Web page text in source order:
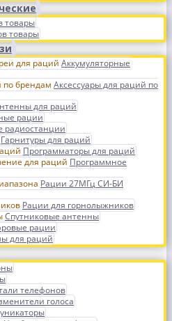
товары
товары
Аккумуляторные
Аксессуары для раций по
для раций
рации
радиостанции
Гарнитуры для раций
Программаторы для раций
Программное
Рации 27МГц СИ-БИ
Рации для горнолыжников
Спутниковые антенны
рации
для раций
телефонов
голоса